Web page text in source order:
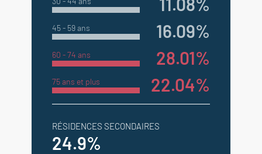
45 - 59 ans 16.09%
60 - 74 ans 28.01%
75 ans et plus 22.04%
RÉSIDENCES SECONDAIRES
24.9%